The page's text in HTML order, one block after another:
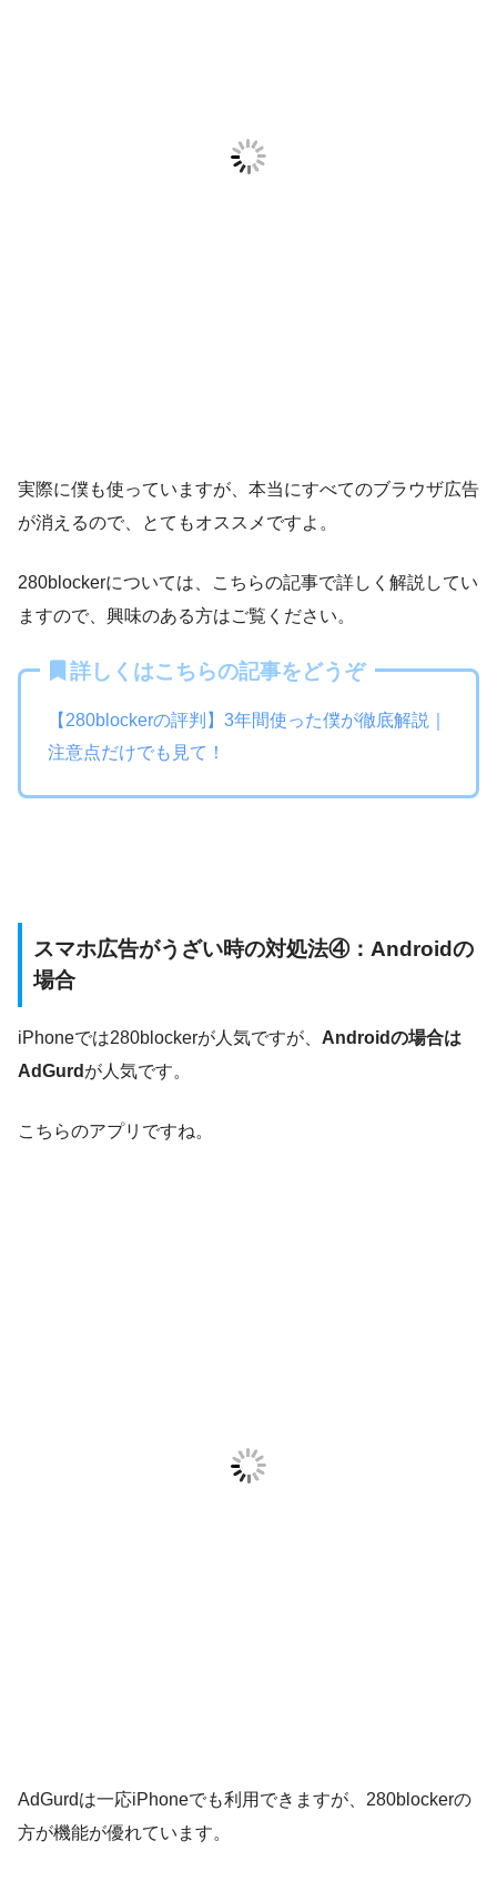
実際に僕も使っていますが、本当にすべてのブラウザ広告
が消えるので、とてもオススメですよ。
280blockerについては、こちらの記事で詳しく解説してい
ますので、興味のある方はご覧ください。
詳しくはこちらの記事をどうぞ
【280blockerの評判】3年間使った僕が徹底解説｜
注意点だけでも見て！
スマホ広告がうざい時の対処法④：Androidの
場合
iPhoneでは280blockerが人気ですが、 Androidの場合は
AdGurd が人気です。
こちらのアプリですね。
AdGurdは一応iPhoneでも利用できますが、280blockerの
方が機能が優れています。